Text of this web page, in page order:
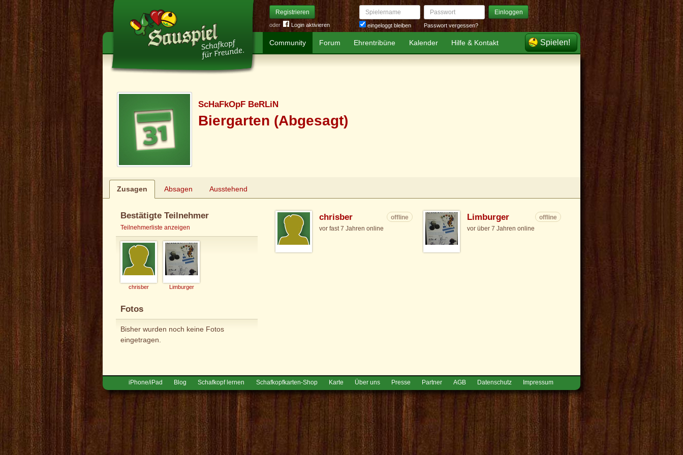
Registrieren
oder Login aktivieren
Spielername
eingeloggt bleiben
Passwort Einloggen
Passwort vergessen?
Community Forum Ehrentribüne Kalender Hilfe & Kontakt Spielen!
ScHaFkOpF BeRLiN
Biergarten (Abgesagt)
Zusagen Absagen Ausstehend
Bestätigte Teilnehmer
Teilnehmerliste anzeigen
chrisber Limburger
Fotos
Bisher wurden noch keine Fotos
eingetragen.
chrisber
offline
vor fast 7 Jahren online
Limburger
offline
vor über 7 Jahren online
iPhone/iPad Blog Schafkopf lernen Schafkopfkarten-Shop Karte Über uns Presse Partner AGB Datenschutz Impressum